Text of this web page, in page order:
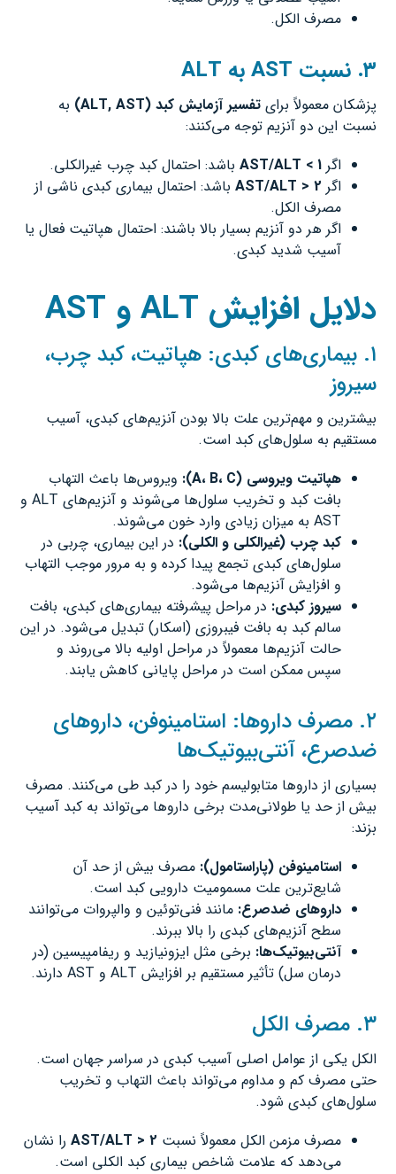
مصرف الکل.
۳.نسبت به
پزشکان معمولاً برایتفسیر آزمایش کبد (ALT, AST)
به
نسبت این دو آنزیم توجه می‌کنند:
اگرAST/ALT < 1 باشد: احتمال کبد چرب غیرالکلی.
اگر AST/ALT > 2 باشد: احتمال بیماری کبدی ناشی از
مصرف الکل.
اگر هر دو آنزیم بسیار بالا باشند: احتمال هپاتیت فعال یا
آسیب شدید کبدی.
دلایل افزایش و
۱. بیماری‌های کبدی: هپاتیت، کبد چرب،
سیروز
بیشترین و مهم‌ترین علت بالا بودن آنزیم‌های کبدی، آسیب
مستقیم به سلول‌های کبد است.
هپاتیت ویروسی (A ، B، C):
ویروس‌ها باعث التهاب
بافت کبد و تخریب سلول‌ها می‌شوند و آنزیم‌های ALT و
AST به میزان زیادی وارد خون می‌شوند.
کبد چرب (غیرالکلی و الکلی): در این بیماری، چربی در
سلول‌های کبدی تجمع پیدا کرده و به مرور موجب التهاب
و افزایش آنزیم‌ها می‌شود.
سیروز کبدی: در مراحل پیشرفته بیماری‌های کبدی، بافت
سالم کبد به بافت فیبروزی (اسکار) تبدیل می‌شود. در این
حالت آنزیم‌ها معمولاً در مراحل اولیه بالا می‌روند و
سپس ممکن است در مراحل پایانی کاهش یابند.
۲. مصرف داروها: استامینوفن، داروهای
ضدصرع، آنتی‌بیوتیک‌ها
بسیاری از داروها متابولیسم خود را در کبد طی می‌کنند. مصرف
بیش از حد یا طولانی‌مدت برخی داروها می‌تواند به کبد آسیب
بزند:
استامینوفن (پاراستامول): مصرف بیش از حد آن
شایع‌ترین علت مسمومیت دارویی کبد است.
داروهای ضدصرع: مانند فنی‌توئین و والپروات می‌توانند
سطح آنزیم‌های کبدی را بالا ببرند.
آنتی‌بیوتیک‌ها: برخی مثل ایزونیازید و ریفامپیسین (در
درمان سل) تأثیر مستقیم بر افزایش ALT و AST دارند.
۳. مصرف الکل
الکل یکی از عوامل اصلی آسیب کبدی در سراسر جهان است.
حتی مصرف کم و مداوم می‌تواند باعث التهاب و تخریب
سلول‌های کبدی شود.
مصرف مزمن الکل معمولاً نسبت AST/ALT > 2 را نشان
می‌دهد که علامت شاخص بیماری کبد الکلی است.